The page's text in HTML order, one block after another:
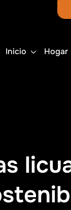
Inicio Hogar